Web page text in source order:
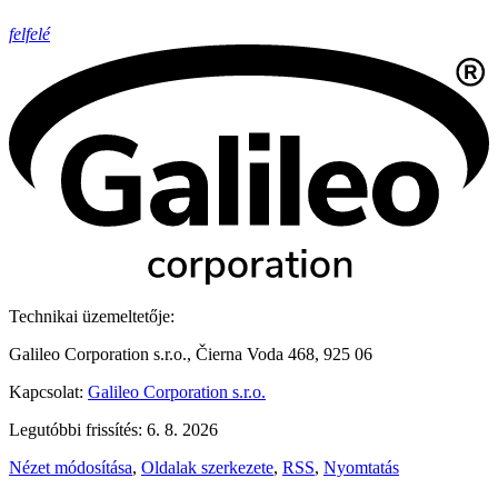
felfelé
Technikai üzemeltetője:
Galileo Corporation s.r.o., Čierna Voda 468, 925 06
Kapcsolat: Galileo Corporation s.r.o.
Legutóbbi frissítés: 6. 8. 2026
Nézet módosítása, Oldalak szerkezete, RSS, Nyomtatás